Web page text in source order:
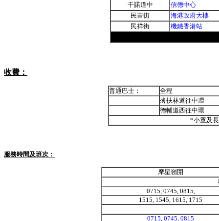
干諾道中
信德中心
民吉街
海港政府大樓
民祥街
機鐵香港站
收費：
普通巴士：
全程
薄扶林道往中環
德輔道西往中環
*小童及
服務時間及班次：
摩星嶺開
0715, 0745, 0815,
1515, 1545, 1615, 1715
0715, 0745, 0815